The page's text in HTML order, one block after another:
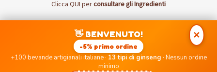
CliccaQUIperconsultare gli Ingredienti
Visa
DISCLAIMER: I Marchi Nespresso, Lavazza, UNO, Nescafè Dolce
Gusto, Coop, Bialetti, Caffitaly non sono di proprietà di PICCOLE
EMOZIONI SRLS né di aziende ad essa collegate.
✕
👋 BENVENUTO!
-5% primo ordine
+100 bevande artigianali italiane · 13 tipi di ginseng · Nessun ordine
minimo